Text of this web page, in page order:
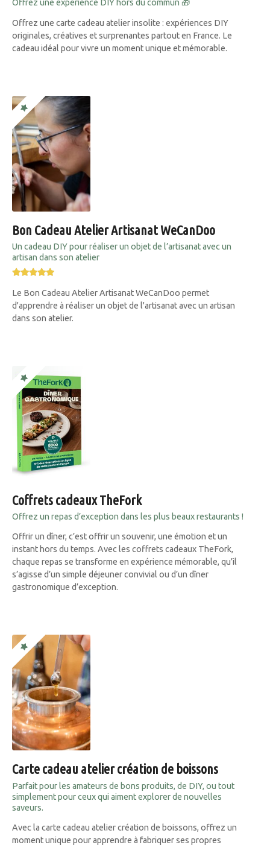
Offrez une expérience DIY hors du commun 🎁
Offrez une carte cadeau atelier insolite : expériences DIY
originales, créatives et surprenantes partout en France. Le
cadeau idéal pour vivre un moment unique et mémorable.
Bon Cadeau Atelier Artisanat WeCanDoo
Un cadeau DIY pour réaliser un objet de l’artisanat avec un
artisan dans son atelier
Le Bon Cadeau Atelier Artisanat WeCanDoo permet
d'apprendre à réaliser un objet de l'artisanat avec un artisan
dans son atelier.
Coffrets cadeaux TheFork
Offrez un repas d’exception dans les plus beaux restaurants !
Offrir un dîner, c’est offrir un souvenir, une émotion et un
instant hors du temps. Avec les coffrets cadeaux TheFork,
chaque repas se transforme en expérience mémorable, qu’il
s’agisse d’un simple déjeuner convivial ou d’un dîner
gastronomique d’exception.
Carte cadeau atelier création de boissons
Parfait pour les amateurs de bons produits, de DIY, ou tout
simplement pour ceux qui aiment explorer de nouvelles
saveurs.
Avec la carte cadeau atelier création de boissons, offrez un
moment unique pour apprendre à fabriquer ses propres